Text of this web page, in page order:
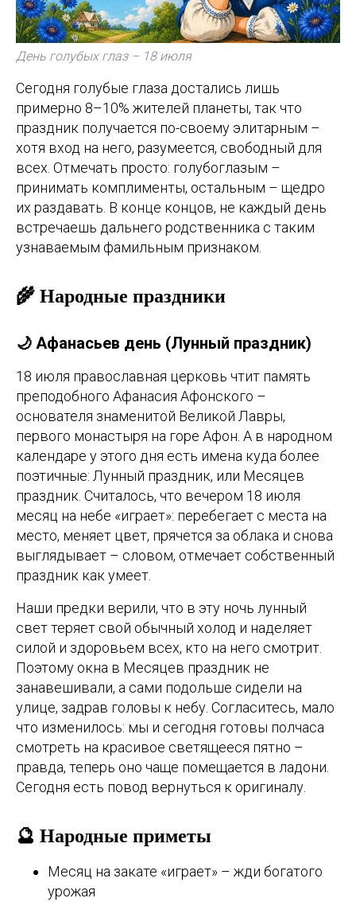
День голубых глаз – 18 июля
Сегодня голубые глаза достались лишь
примерно 8–10% жителей планеты, так что
праздник получается по-своему элитарным –
хотя вход на него, разумеется, свободный для
всех. Отмечать просто: голубоглазым –
принимать комплименты, остальным – щедро
их раздавать. В конце концов, не каждый день
встречаешь дальнего родственника с таким
узнаваемым фамильным признаком.
🌾 Народные праздники
🌙 Афанасьев день (Лунный праздник)
18 июля православная церковь чтит память
преподобного Афанасия Афонского –
основателя знаменитой Великой Лавры,
первого монастыря на горе Афон. А в народном
календаре у этого дня есть имена куда более
поэтичные: Лунный праздник, или Месяцев
праздник. Считалось, что вечером 18 июля
месяц на небе «играет»: перебегает с места на
место, меняет цвет, прячется за облака и снова
выглядывает – словом, отмечает собственный
праздник как умеет.
Наши предки верили, что в эту ночь лунный
свет теряет свой обычный холод и наделяет
силой и здоровьем всех, кто на него смотрит.
Поэтому окна в Месяцев праздник не
занавешивали, а сами подольше сидели на
улице, задрав головы к небу. Согласитесь, мало
что изменилось: мы и сегодня готовы полчаса
смотреть на красивое светящееся пятно –
правда, теперь оно чаще помещается в ладони.
Сегодня есть повод вернуться к оригиналу.
🔮 Народные приметы
Месяц на закате «играет» – жди богатого
урожая